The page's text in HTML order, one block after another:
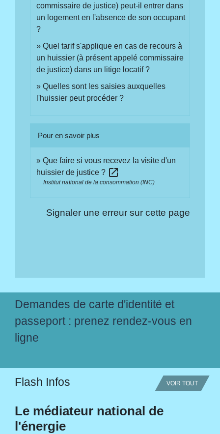
commissaire de justice) peut-il entrer dans
un logement en l'absence de son occupant
?
Quel tarif s'applique en cas de recours à
un huissier (à présent appelé commissaire
de justice) dans un litige locatif ?
Quelles sont les saisies auxquelles
l'huissier peut procéder ?
Pour en savoir plus
Que faire si vous recevez la visite d'un
huissier de justice ? open_in_new
Institut national de la consommation (INC)
Signaler une erreur sur cette page
Demandes de carte d'identité et
passeport : prenez rendez-vous en
ligne
Flash Infos VOIR TOUT
Le médiateur national de
l'énergie